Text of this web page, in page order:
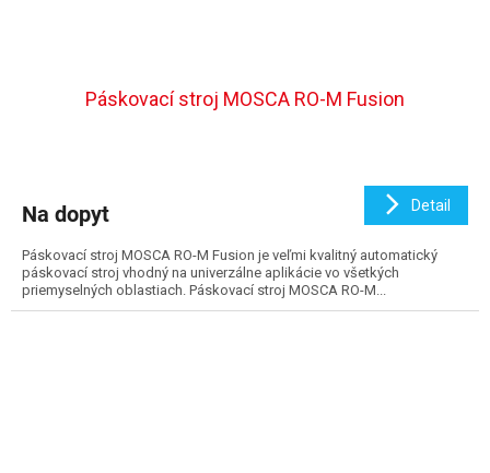
Páskovací stroj MOSCA RO-M Fusion
Na dopyt Detail
Páskovací stroj MOSCA RO-M Fusion je veľmi kvalitný automatický
páskovací stroj vhodný na univerzálne aplikácie vo všetkých
priemyselných oblastiach. Páskovací stroj MOSCA RO-M...